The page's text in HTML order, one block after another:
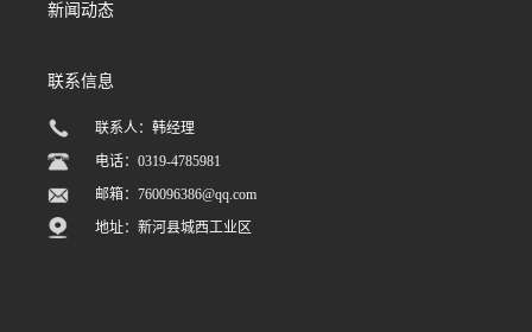
新闻动态
联系信息
联系人：韩经理
电话：0319-4785981
邮箱：760096386@qq.com
地址：新河县城西工业区